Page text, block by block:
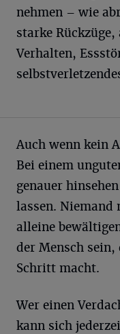
nehmen – wie
starke
Verhalten,
Auch wenn kein
Bei einem
genauer
lassen. Niemand
alleine
der Mensch sein,
Schritt macht.
Wer einen
kann sich